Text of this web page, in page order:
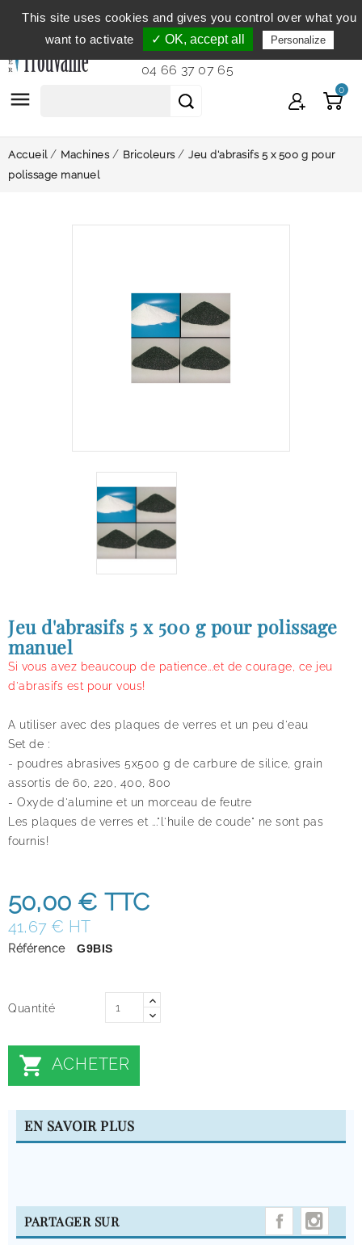
Service clientèle
du lundi au vendredi de 9h à 12h et
de 14h à 18h...
04 66 37 07 65
 0
Accueil Machines Bricoleurs
Jeu d'abrasifs 5 x 500 g pour
polissage manuel
Jeu d'abrasifs 5 x 500 g pour polissage
manuel
Si vous avez beaucoup de patience...et de courage, ce jeu
d'abrasifs est pour vous!
A utiliser avec des plaques de verres et un peu d'eau
Set de :
- poudres abrasives 5x500 g de carbure de silice, grain
assortis de 60, 220, 400, 800
- Oxyde d'alumine et un morceau de feutre
Les plaques de verres et ..."l'huile de coude" ne sont pas
fournis!
50,00 € TTC
41,67 € HT
Référence G9BIS
Quantité
 ACHETER
EN SAVOIR PLUS
PARTAGER SUR
This site uses cookies and gives you control over what you
want to activate
✓ OK, accept all Personalize